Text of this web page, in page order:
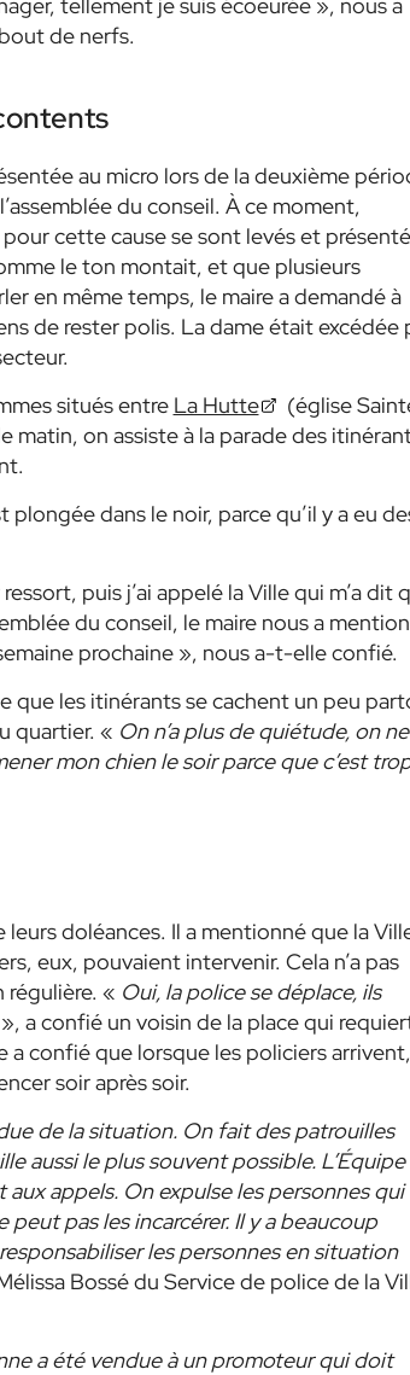
de nerfs.
au micro lors de la deuxième
du conseil. À ce moment,
cette cause se sont levés et
le ton montait, et que plusieurs
en même temps, le maire a demandé à
de rester polis. La dame était excédée
situés entre La Hutte
(église
matin, on assiste à la parade des
dans le noir, parce qu’il y a eu
puis j’ai appelé la Ville qui m’a dit
du conseil, le maire nous a
prochaine », nous a-t-elle confié.
que les itinérants se cachent un peu
quartier. « On n’a plus de quiétude, on ne
mon chien le soir parce que c’est
doléances. Il a mentionné que la
eux, pouvaient intervenir. Cela n’a pas
régulière. « Oui, la police se déplace, ils
a confié un voisin de la place qui
a confié que lorsque les policiers arrivent,
soir après soir.
de la situation. On fait des patrouilles
aussi le plus souvent possible. L’Équipe
appels. On expulse les personnes qui
pas les incarcérer. Il y a beaucoup
les personnes en situation
Bossé du Service de police de la
a été vendue à un promoteur qui doit